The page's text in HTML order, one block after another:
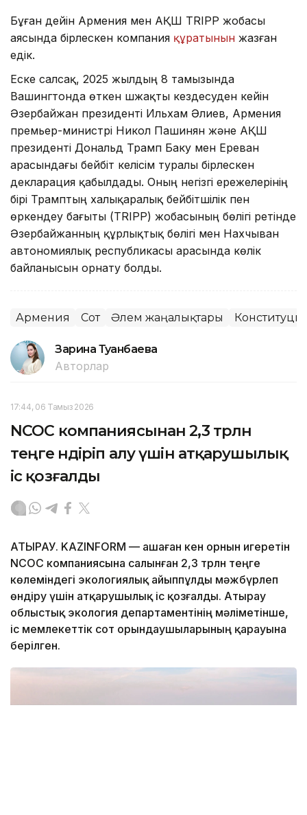
Бұған дейін Армения мен АҚШ TRIPP жобасы
аясында бірлескен компания құратынын жазған
едік.
Еске салсақ, 2025 жылдың 8 тамызында
Вашингтонда өткен үшжақты кездесуден кейін
Әзербайжан президенті Ильхам Әлиев, Армения
премьер-министрі Никол Пашинян және АҚШ
президенті Дональд Трамп Баку мен Ереван
арасындағы бейбіт келісім туралы бірлескен
декларация қабылдады. Оның негізгі ережелерінің
бірі Трамптың халықаралық бейбітшілік пен
өркендеу бағыты (TRIPP) жобасының бөлігі ретінде
Әзербайжанның құрлықтық бөлігі мен Нахчыван
автономиялық республикасы арасында көлік
байланысын орнату болды.
Армения Сот Әлем жаңалықтары
Зарина Туғанбаева
Авторлар
17:44, 06 Тамыз 2026
NCOC компаниясынан 2,3 трлн
теңге өндіріп алу үшін атқарушылық
іс қозғалды
АТЫРАУ. KAZINFORM — Қашаған кен орнын игеретін
NCOC компаниясына салынған 2,3 трлн теңге
көлеміндегі экологиялық айыппұлды мәжбүрлеп
өндіру үшін атқарушылық іс қозғалды. Атырау
облыстық экология департаментінің мәліметінше,
іс мемлекеттік сот орындаушыларының қарауына
берілген.